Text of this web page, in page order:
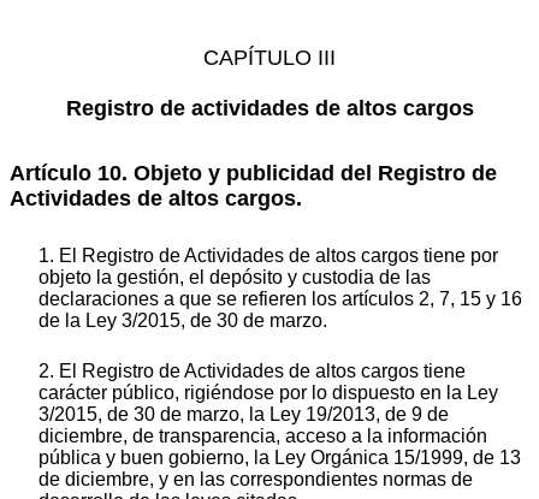
CAPÍTULO III
Registro de actividades de altos cargos
Artículo 10. Objeto y publicidad del Registro de
Actividades de altos cargos.
1. El Registro de Actividades de altos cargos tiene por
objeto la gestión, el depósito y custodia de las
declaraciones a que se refieren los artículos 2, 7, 15 y 16
de la Ley 3/2015, de 30 de marzo.
2. El Registro de Actividades de altos cargos tiene
carácter público, rigiéndose por lo dispuesto en la Ley
3/2015, de 30 de marzo, la Ley 19/2013, de 9 de
diciembre, de transparencia, acceso a la información
pública y buen gobierno, la Ley Orgánica 15/1999, de 13
de diciembre, y en las correspondientes normas de